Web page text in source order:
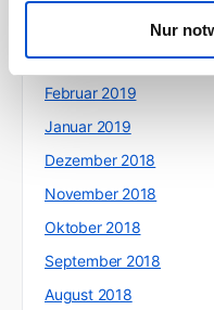
Nur
März 2019
Februar 2019
Januar 2019
Dezember 2018
November 2018
Oktober 2018
September 2018
August 2018